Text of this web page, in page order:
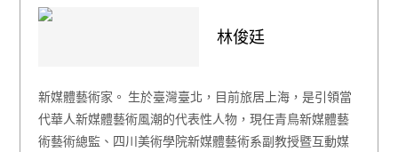
林俊廷
新媒體藝術家。 生於臺灣臺北，目前旅居上海，是引領當
代華人新媒體藝術風潮的代表性人物，現任青鳥新媒體藝
術藝術總監、四川美術學院新媒體藝術系副教授暨互動媒